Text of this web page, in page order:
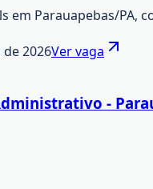
em Parauapebas/PA,
2026Ver vaga
-